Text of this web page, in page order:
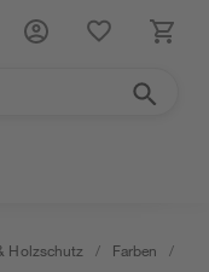
Holzschutz / Farben /